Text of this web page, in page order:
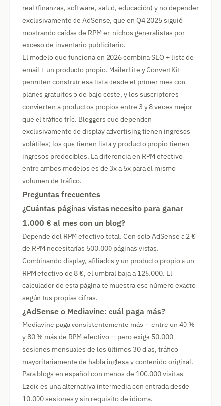
real (finanzas, software, salud, educación) y no depender
exclusivamente de AdSense, que en Q4 2025 siguió
mostrando caídas de RPM en nichos generalistas por
exceso de inventario publicitario.
El modelo que funciona en 2026 combina SEO + lista de
email + un producto propio. MailerLite y ConvertKit
permiten construir esa lista desde el primer mes con
planes gratuitos o de bajo coste, y los suscriptores
convierten a productos propios entre 3 y 8 veces mejor
que el tráfico frío. Bloggers que dependen
exclusivamente de display advertising tienen ingresos
volátiles; los que tienen lista y producto propio tienen
ingresos predecibles. La diferencia en RPM efectivo
entre ambos modelos es de 3x a 5x para el mismo
volumen de tráfico.
Preguntas frecuentes
¿Cuántas páginas vistas necesito para ganar
1.000 € al mes con un blog?
Depende del RPM efectivo total. Con solo AdSense a 2 €
de RPM necesitarías 500.000 páginas vistas.
Combinando display, afiliados y un producto propio a un
RPM efectivo de 8 €, el umbral baja a 125.000. El
calculador de esta página te muestra ese número exacto
según tus propias cifras.
¿AdSense o Mediavine: cuál paga más?
Mediavine paga consistentemente más — entre un 40 %
y 80 % más de RPM efectivo — pero exige 50.000
sesiones mensuales de los últimos 30 días, tráfico
mayoritariamente de habla inglesa y contenido original.
Para blogs en español con menos de 100.000 visitas,
Ezoic es una alternativa intermedia con entrada desde
10.000 sesiones y sin requisito de idioma.